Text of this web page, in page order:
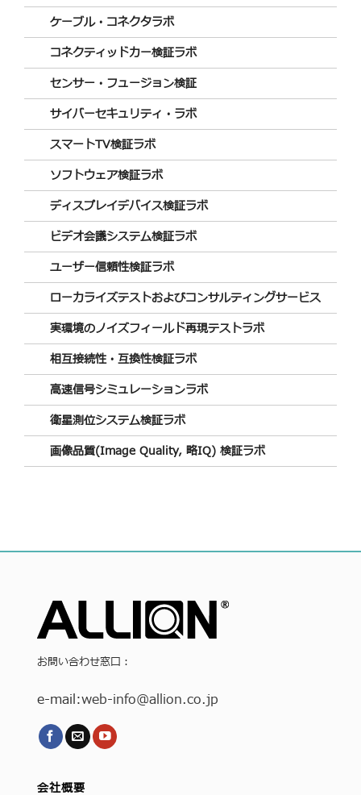
ケーブル・コネクタラボ
コネクティッドカー検証ラボ
センサー・フュージョン検証
サイバーセキュリティ・ラボ
スマートTV検証ラボ
ソフトウェア検証ラボ
ディスプレイデバイス検証ラボ
ビデオ会議システム検証ラボ
ユーザー信頼性検証ラボ
ローカライズテストおよびコンサルティングサービス
実環境のノイズフィールド再現テストラボ
相互接続性・互換性検証ラボ
高速信号シミュレーションラボ
衛星測位システム検証ラボ
画像品質(Image Quality, 略IQ) 検証ラボ
お問い合わせ窓口：
e-mail:web-info@allion.co.jp
会社概要